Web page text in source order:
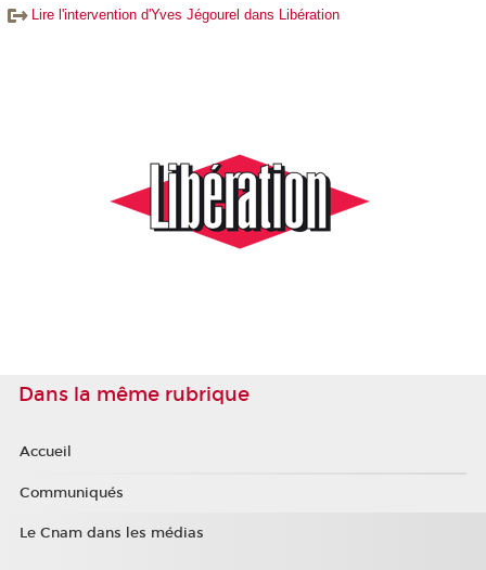
Lire l'intervention d'Yves Jégourel dans Libération
Dans la même rubrique
Accueil
Communiqués
Le Cnam dans les médias